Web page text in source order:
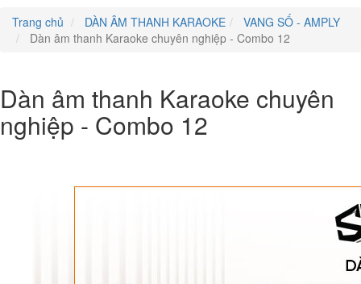
Trang chủ
DÀN ÂM THANH KARAOKE
VANG SỐ - AMPLY
Dàn âm thanh Karaoke chuyên nghiệp - Combo 12
Dàn âm thanh Karaoke chuyên
nghiệp - Combo 12